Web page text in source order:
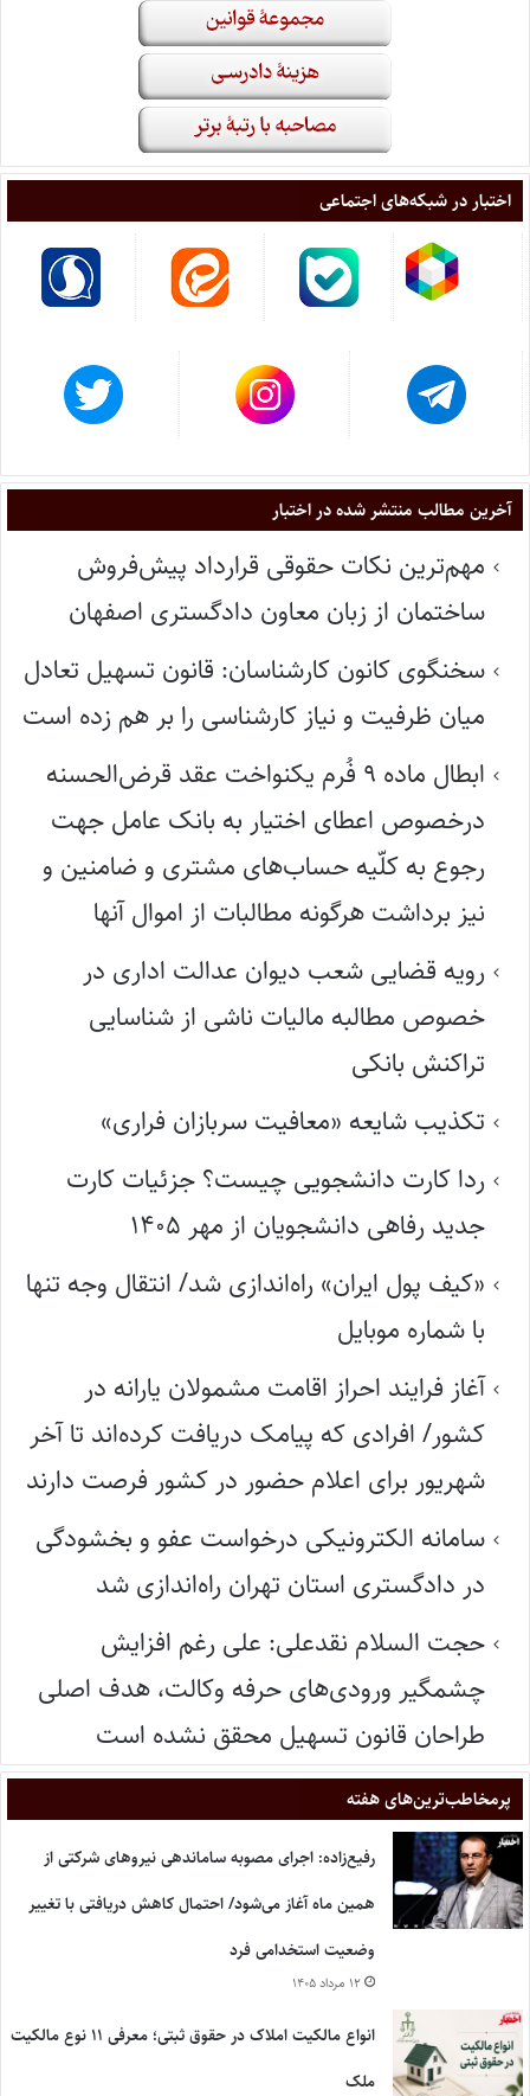
اختبار در شبکه‌های اجتماعی
آخرین مطالب منتشر شده در اختبار
مهم‌ترین نکات حقوقی قرارداد پیش‌فروش
ساختمان از زبان معاون دادگستری اصفهان
سخنگوی کانون کارشناسان: قانون تسهیل تعادل
میان ظرفیت و نیاز کارشناسی را بر هم زده است
ابطال ماده ۹ فُرم یکنواخت عقد قرض‌الحسنه
درخصوص اعطای اختیار به بانک عامل جهت
رجوع به کلّیه حساب‌های مشتری و ضامنین و
نیز برداشت هرگونه مطالبات از اموال آنها
رویه قضایی شعب دیوان عدالت اداری در
خصوص مطالبه مالیات ناشی از شناسایی
تراکنش بانکی
تکذیب شایعه «معافیت سربازان فراری»
ردا کارت دانشجویی چیست؟ جزئیات کارت
جدید رفاهی دانشجویان از مهر ۱۴۰۵
«کیف پول ایران» راه‌اندازی شد/ انتقال وجه تنها
با شماره موبایل
آغاز فرایند احراز اقامت مشمولان یارانه در
کشور/ افرادی که پیامک دریافت کرده‌اند تا آخر
شهریور برای اعلام حضور در کشور فرصت دارند
سامانه الکترونیکی درخواست عفو و بخشودگی
در دادگستری استان تهران راه‌اندازی شد
حجت السلام نقدعلی: علی رغم افزایش
چشمگیر ورودی‌های حرفه وکالت، هدف اصلی
طراحان قانون تسهیل محقق نشده است
پر‌مخاطب‌ترین‌های هفته
رفیع‌زاده: اجرای مصوبه ساماندهی نیروهای شرکتی از
همین ماه آغاز می‌شود/ احتمال کاهش دریافتی با تغییر
وضعیت استخدامی فرد
۱۲ مرداد ۱۴۰۵
انواع مالکیت املاک در حقوق ثبتی؛ معرفی ۱۱ نوع مالکیت
ملک